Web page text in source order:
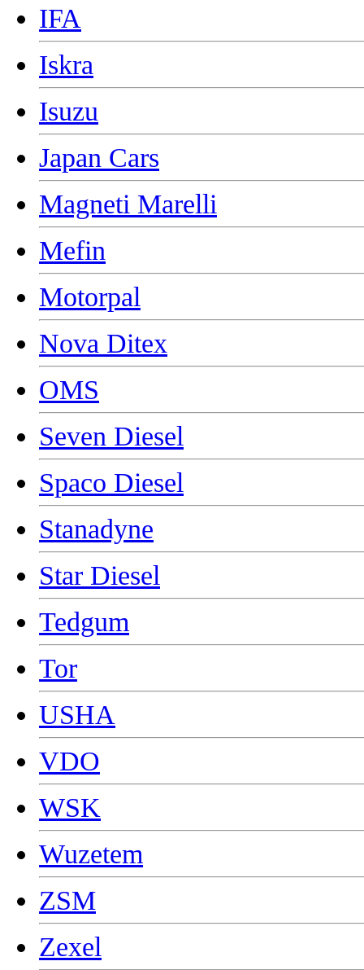
IFA
Iskra
Isuzu
Japan Cars
Magneti Marelli
Mefin
Motorpal
Nova Ditex
OMS
Seven Diesel
Spaco Diesel
Stanadyne
Star Diesel
Tedgum
Tor
USHA
VDO
WSK
Wuzetem
ZSM
Zexel